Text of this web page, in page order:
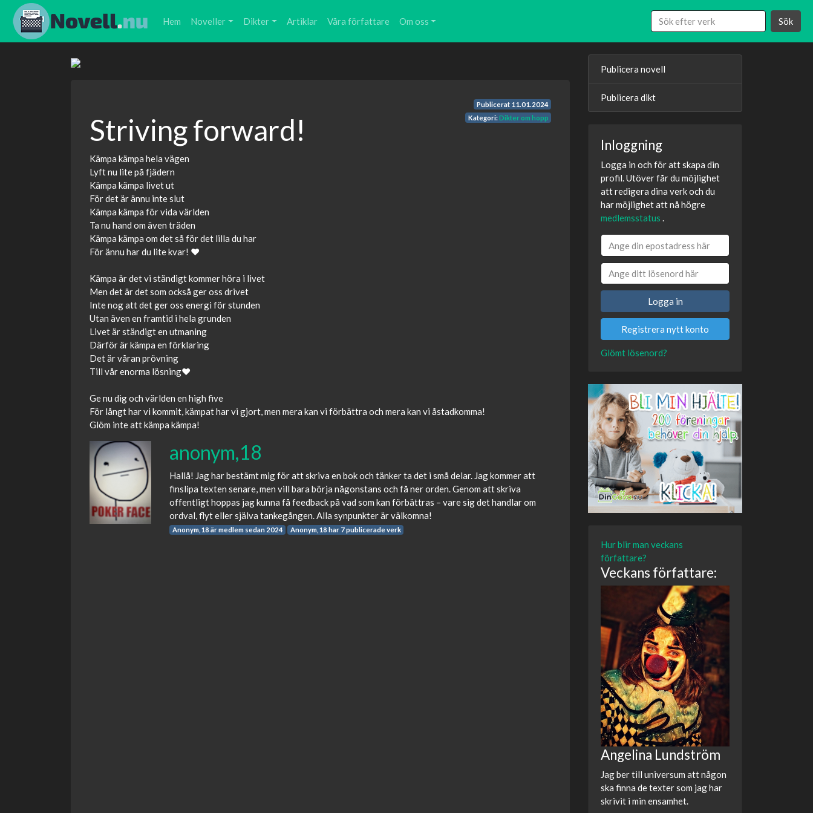
Hem Noveller Dikter Artiklar Våra författare Om oss Sök
Publicerat 11.01.2024
Kategori:Dikter om hopp
Striving forward!
Kämpa kämpa hela vägen
Lyft nu lite på fjädern
Kämpa kämpa livet ut
För det är ännu inte slut
Kämpa kämpa för vida världen
Ta nu hand om även träden
Kämpa kämpa om det så för det lilla du har
För ännu har du lite kvar! ❤️
Kämpa är det vi ständigt kommer höra i livet
Men det är det som också ger oss drivet
Inte nog att det ger oss energi för stunden
Utan även en framtid i hela grunden
Livet är ständigt en utmaning
Därför är kämpa en förklaring
Det är våran prövning
Till vår enorma lösning❤️
Ge nu dig och världen en high five
För långt har vi kommit, kämpat har vi gjort, men mera kan vi förbättra och mera kan vi åstadkomma!
Glöm inte att kämpa kämpa!
anonym,18
Hallå! Jag har bestämt mig för att skriva en bok och tänker ta det i små delar. Jag kommer att
finslipa texten senare, men vill bara börja någonstans och få ner orden. Genom att skriva
offentligt hoppas jag kunna få feedback på vad som kan förbättras – vare sig det handlar om
ordval, flyt eller själva tankegången. Alla synpunkter är välkomna!
Anonym,18 är medlem sedan 2024 Anonym,18 har 7 publicerade verk
Publicera novell
Publicera dikt
Inloggning
Logga in och för att skapa din
profil. Utöver får du möjlighet
att redigera dina verk och du
har möjlighet att nå högre
medlemsstatus .
Logga in
Registrera nytt konto
Glömt lösenord?
Hur blir man veckans
författare?
Veckans författare:
Angelina Lundström
Jag ber till universum att någon
ska finna de texter som jag har
skrivit i min ensamhet.